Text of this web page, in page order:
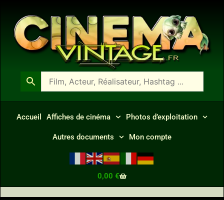
Accueil Affiches de cinéma Photos d’exploitation
Autres documents Mon compte
0,00 €